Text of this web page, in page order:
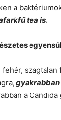
a
tea is.
gyakrabban
a